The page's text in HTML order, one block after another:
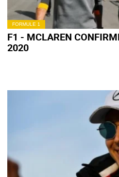
FORMULE 1
F1 - MCLAREN
2020